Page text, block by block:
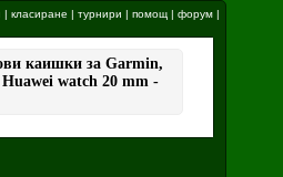
| класиране | турнири | помощ | форум |